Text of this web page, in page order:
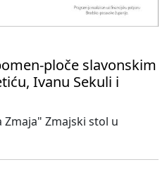
ploče slavonskim
Ivanu Sekuli i
Zmajski stol u